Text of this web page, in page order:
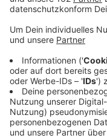
Veröffentlicht:
Anzeige
In Moers ist
letzte Film
das Atlantic Mitten
letzte Film - war der